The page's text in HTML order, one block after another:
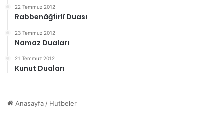
22 Temmuz 2012
Rabbenâğfirlî Duası
23 Temmuz 2012
Namaz Duaları
21 Temmuz 2012
Kunut Duaları